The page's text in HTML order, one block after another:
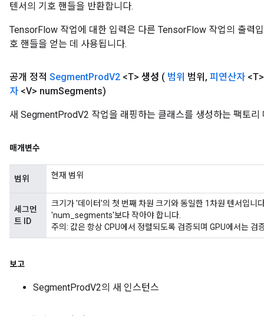
텐서의 기호 핸들을 반환합니다.
TensorFlow 작업에 대한 입력은 다른 TensorFlow 작업의 출력
호 핸들을 얻는 데 사용됩니다.
공개 정적 SegmentProdV2 <T> 생성 ( 범위 범위 , 피연산자
자 <V> numSegments)
새 SegmentProdV2 작업을 래핑하는 클래스를 생성하는 팩토리
매개변수
범위 현재 범위
세그먼
트 ID
크기가 '데이터'의 첫 번째 차원 크기와 동일한 1차원 텐서입니
'num_segments'보다 작아야 합니다.
주의: 값은 항상 CPU에서 정렬되도록 검증되며 GPU에서는 검
보고
SegmentProdV2의 새 인스턴스